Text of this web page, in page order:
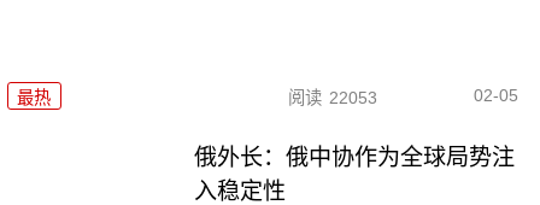
最热 阅读 22053 02-05
俄外长：俄中协作为全球局势注
入稳定性